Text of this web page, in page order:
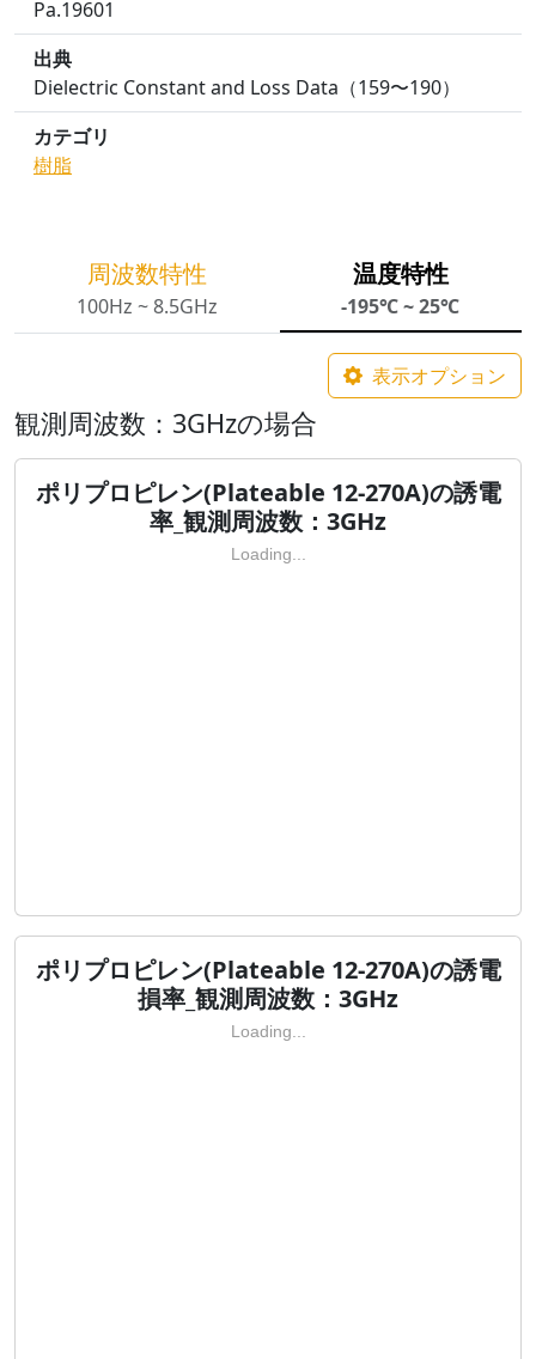
Pa.19601
出典
Dielectric Constant and Loss Data（159〜190）
カテゴリ
樹脂
周波数特性
100Hz ~ 8.5GHz
温度特性
-195℃ ~ 25℃
表示オプション
観測周波数：3GHzの場合
ポリプロピレン(Plateable 12-270A)の誘電
率_観測周波数：3GHz
Loading...
ポリプロピレン(Plateable 12-270A)の誘電
損率_観測周波数：3GHz
Loading...